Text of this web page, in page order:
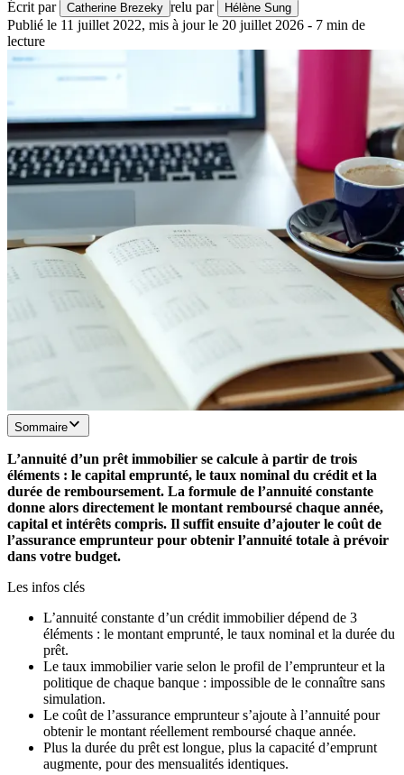
Écrit par Catherine Brezeky relu par Hélène Sung
Publié le 11 juillet 2022, mis à jour le 20 juillet 2026 - 7 min de
lecture
Sommaire
L’annuité d’un prêt immobilier se calcule à partir de trois
éléments : le capital emprunté, le taux nominal du crédit et la
durée de remboursement. La formule de l’annuité constante
donne alors directement le montant remboursé chaque année,
capital et intérêts compris. Il suffit ensuite d’ajouter le coût de
l’assurance emprunteur pour obtenir l’annuité totale à prévoir
dans votre budget.
Les infos clés
L’annuité constante d’un crédit immobilier dépend de 3
éléments : le montant emprunté, le taux nominal et la durée du
prêt.
Le taux immobilier varie selon le profil de l’emprunteur et la
politique de chaque banque : impossible de le connaître sans
simulation.
Le coût de l’assurance emprunteur s’ajoute à l’annuité pour
obtenir le montant réellement remboursé chaque année.
Plus la durée du prêt est longue, plus la capacité d’emprunt
augmente, pour des mensualités identiques.